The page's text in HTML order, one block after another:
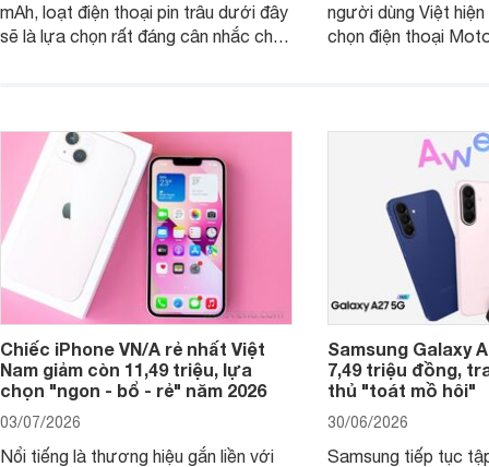
mAh, loạt điện thoại pin trâu dưới đây
sẽ là lựa chọn rất đáng cân nhắc cho
người dùng Việt
chọn điện thoại
Chiếc iPhone VN/A rẻ nhất Việt
Nam giảm còn 11,49 triệu, lựa
chọn "ngon - bổ - rẻ" năm 2026
03/07/2026
Nổi tiếng là thương hiệu gắn liền với
Samsung Galaxy
7,49 triệu đồng,
thủ "toát mồ hôi"
30/06/2026
Samsung tiếp tục